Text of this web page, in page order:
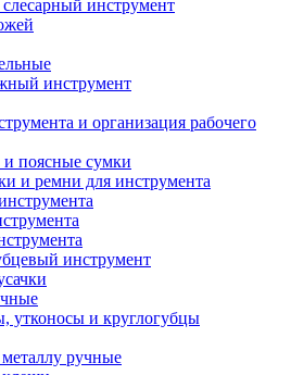
инструмент
инструмент
и организация рабочего
поясные сумки
и ремни для инструмента
инструмент
утконосы и круглогубцы
ручные